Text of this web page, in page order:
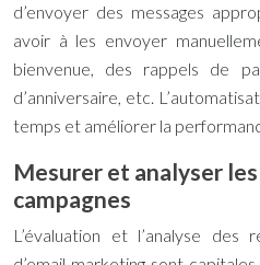
d’envoyer des messages
avoir à les envoyer
bienvenue, des rappels de
d’anniversaire, etc.
temps et améliorer la
Mesurer et analyser
campagnes
L’évaluation et l’analyse des